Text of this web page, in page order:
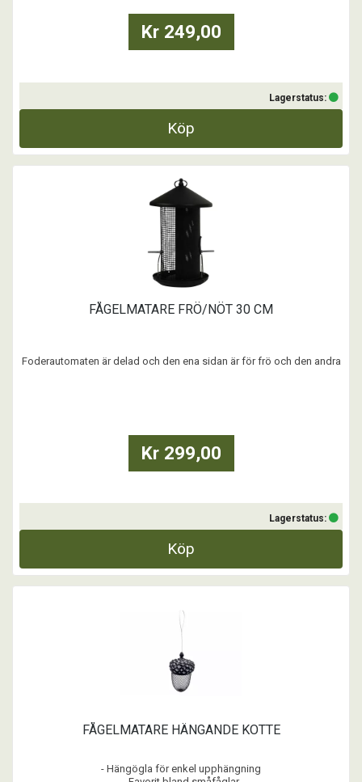
Kr 249,00
Lagerstatus:
Köp
FÅGELMATARE FRÖ/NÖT 30 CM
Foderautomaten är delad och den ena sidan är för frö och den andra
Kr 299,00
Lagerstatus:
Köp
FÅGELMATARE HÄNGANDE KOTTE
- Hängögla för enkel upphängning